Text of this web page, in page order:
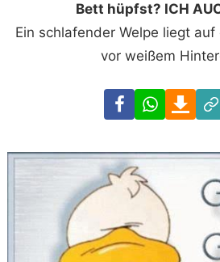
Bett hüpfst? ICH
Ein schlafender Welpe liegt
vor weißem
Facebook